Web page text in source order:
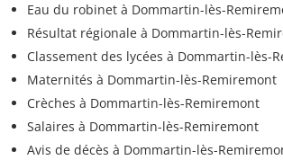
Eau du robinet à Dommartin-lès-
Résultat régionale à Dommartin-lès-
Classement des lycées à Dommartin-lès-
Maternités à Dommartin-lès-Remiremont
Crèches à Dommartin-lès-Remiremont
Salaires à Dommartin-lès-Remiremont
Avis de décès à Dommartin-lès-